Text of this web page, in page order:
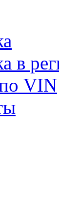
в
VIN